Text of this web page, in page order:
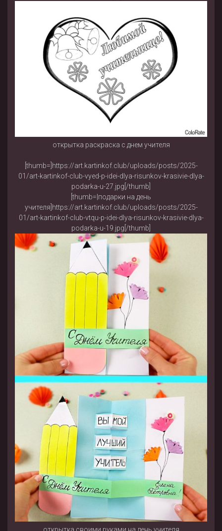
открытка раскраска с днем учителя
[thumb=]https://art.kartinkof.club/uploads/posts/2025-
01/art-kartinkof-club-vyed-p-idei-dlya-risunkov-krasivie-dlya-
podarka-u-27.jpg[/thumb]
[thumb=|подарки на день
учителя]https://art.kartinkof.club/uploads/posts/2025-
01/art-kartinkof-club-vtqu-p-idei-dlya-risunkov-krasivie-dlya-
podarka-u-19.jpg[/thumb]